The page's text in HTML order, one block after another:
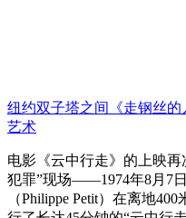
纽约双子塔之间《走钢丝的
艺术
电影《云中行走》的上映
犯罪”现场——1974年8月7
（Philippe Petit）在离地